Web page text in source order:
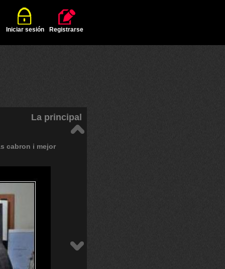
Iniciar sesión Registrarse
La principal
cabron i mejor